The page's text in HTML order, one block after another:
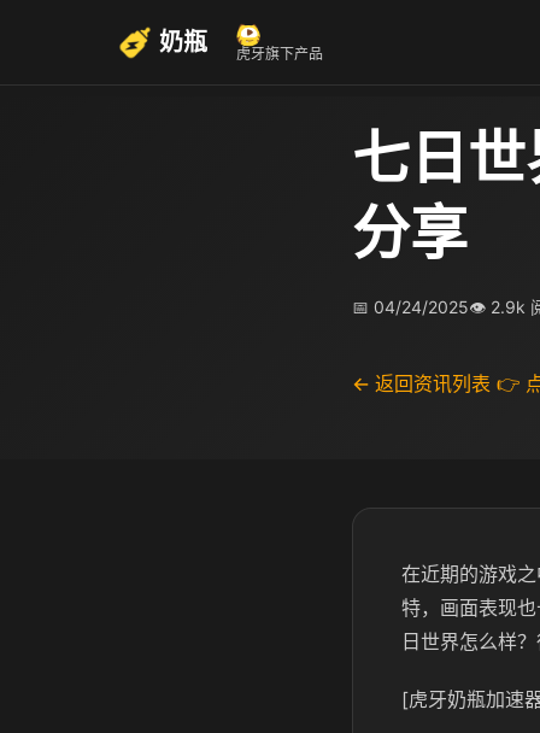
奶瓶 虎牙旗下产品
七日
分享
📅 04/24/2025👁 2.9k
← 返回资讯列表 👉
在近期的游戏
特，画面表现
日世界怎么样
[虎牙奶瓶加速